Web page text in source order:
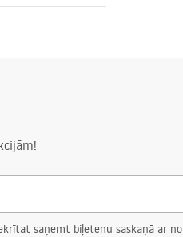
saņemt biļetenu saskaņā ar